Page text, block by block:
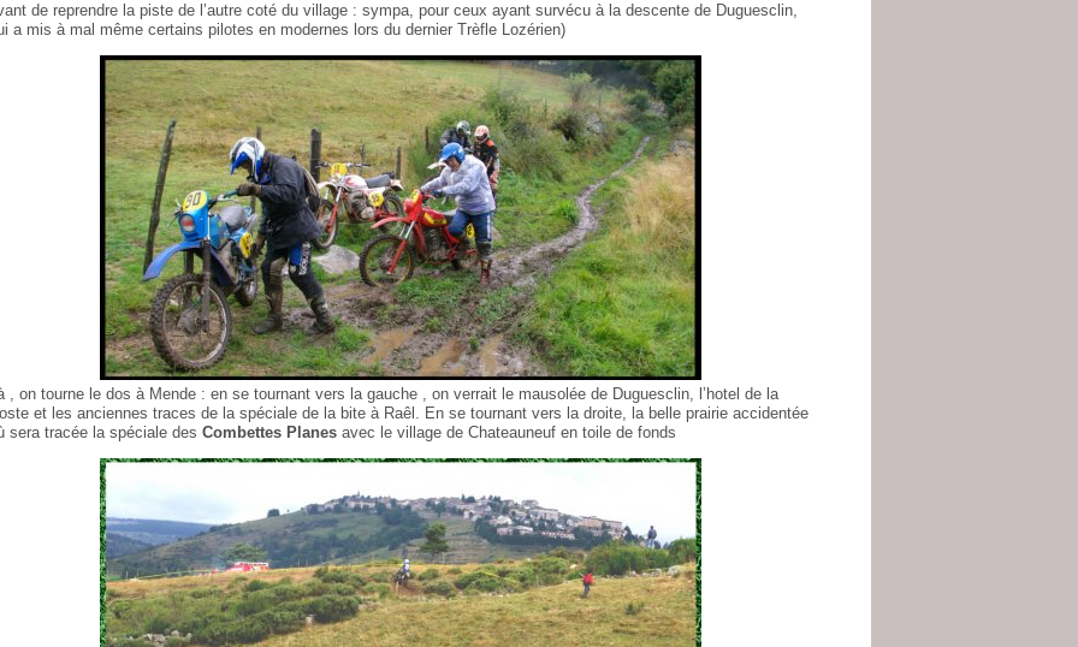
de reprendre la piste de l’autre coté du village : sympa, pour ceux ayant survécu à la descente de Duguesclin,
a mis à mal même certains pilotes en modernes lors du dernier Trèfle Lozérien)
, on tourne le dos à Mende : en se tournant vers la gauche , on verrait le mausolée de Duguesclin, l’hotel de la
et les anciennes traces de la spéciale de la bite à Raêl. En se tournant vers la droite, la belle prairie accidentée
sera tracée la spéciale des Combettes Planes avec le village de Chateauneuf en toile de fonds